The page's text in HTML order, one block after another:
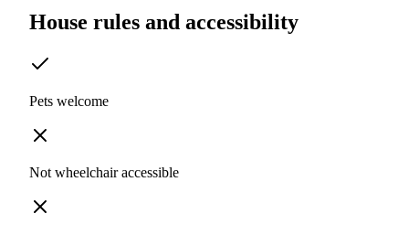
House rules and accessibility
Pets welcome
Not wheelchair accessible